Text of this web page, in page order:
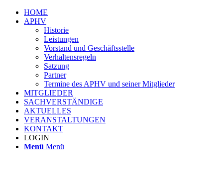
HOME
APHV
Historie
Leistungen
Vorstand und Geschäftsstelle
Verhaltensregeln
Satzung
Partner
Termine des APHV und seiner Mitglieder
MITGLIEDER
SACHVERSTÄNDIGE
AKTUELLES
VERANSTALTUNGEN
KONTAKT
LOGIN
Menü Menü